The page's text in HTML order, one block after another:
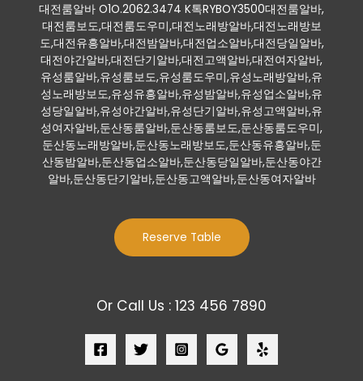
대전룸알바 O1O.2062.3474 K톡RYBOY3500대전룸알바,
대전룸보도,대전룸도우미,대전노래방알바,대전노래방보
도,대전유흥알바,대전밤알바,대전업소알바,대전당일알바,
대전야간알바,대전단기알바,대전고액알바,대전여자알바,
유성룸알바,유성룸보도,유성룸도우미,유성노래방알바,유
성노래방보도,유성유흥알바,유성밤알바,유성업소알바,유
성당일알바,유성야간알바,유성단기알바,유성고액알바,유
성여자알바,둔산동룸알바,둔산동룸보도,둔산동룸도우미,
둔산동노래방알바,둔산동노래방보도,둔산동유흥알바,둔
산동밤알바,둔산동업소알바,둔산동당일알바,둔산동야간
알바,둔산동단기알바,둔산동고액알바,둔산동여자알바
Reserve Table
Or Call Us : 123 456 7890